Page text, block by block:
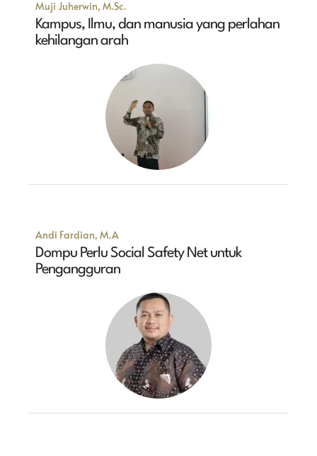
Muji Juherwin, M.Sc.
Kampus, Ilmu, dan manusia yang perlahan
kehilangan arah
Andi Fardian, M.A
Dompu Perlu Social Safety Net untuk
Pengangguran